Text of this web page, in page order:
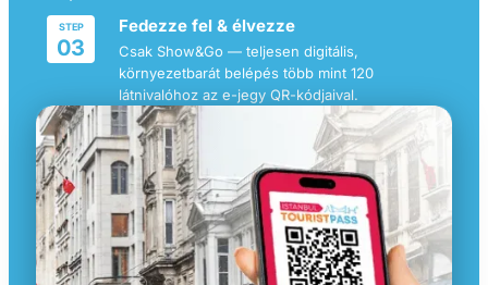
STEP
03
Fedezze fel & élvezze
Csak Show&Go — teljesen digitális,
környezetbarát belépés több mint 120
látnivalóhoz az e-jegy QR-kódjaival.